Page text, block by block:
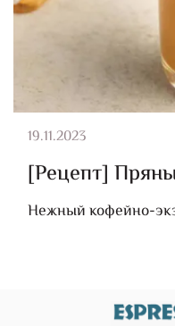
[Рецепт]
Нежный кофейно-
19.11.2023